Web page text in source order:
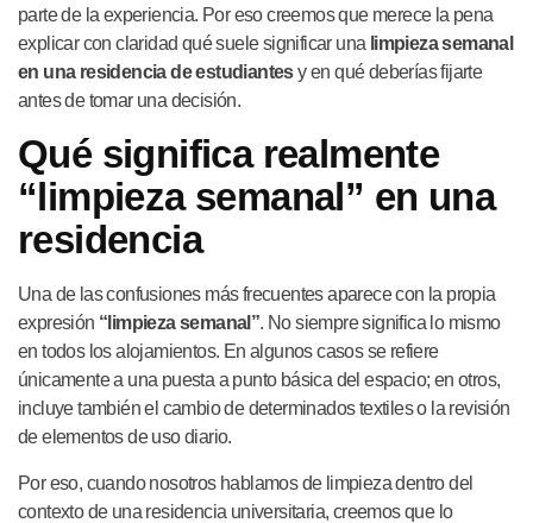
parte de la experiencia. Por eso creemos que merece la pena
explicar con claridad qué suele significar una limpieza semanal
en una residencia de estudiantesy en qué deberías fijarte
antes de tomar una decisión.
Qué significa realmente
“limpieza semanal” en una
residencia
Una de las confusiones más frecuentes aparece con la propia
expresión “limpieza semanal”. No siempre significa lo mismo
en todos los alojamientos. En algunos casos se refiere
únicamente a una puesta a punto básica del espacio; en otros,
incluye también el cambio de determinados textiles o la revisión
de elementos de uso diario.
Por eso, cuando nosotros hablamos de limpieza dentro del
contexto de una residencia universitaria, creemos que lo